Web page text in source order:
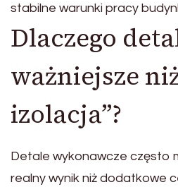
stabilne warunki pracy
Dlaczego
ważniejsze
izolacja”?
Detale wykonawcze często
realny wynik niż dodatkowe